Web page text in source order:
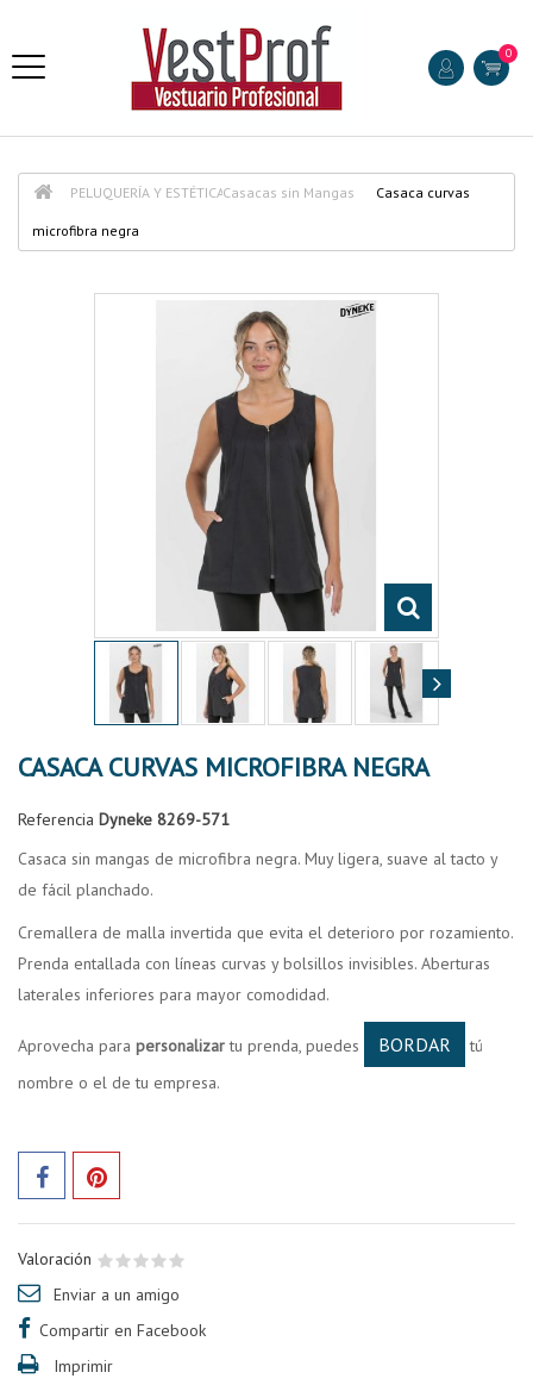
0
PELUQUERÍA Y ESTÉTICACasacas sin Mangas Casaca curvas
microfibra negra
CASACA CURVAS MICROFIBRA NEGRA
Referencia Dyneke 8269-571
Casaca sin mangas de microfibra negra. Muy ligera, suave al tacto y
de fácil planchado.
Cremallera de malla invertida que evita el deterioro por rozamiento.
Prenda entallada con líneas curvas y bolsillos invisibles. Aberturas
laterales inferiores para mayor comodidad.
Aprovecha para personalizartu prenda, puedes BORDAR
tú
nombre o el de tu empresa.
Valoración
Enviar a un amigo
Compartir en Facebook
Imprimir